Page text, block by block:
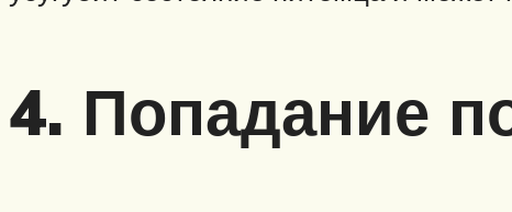
4. Попадание